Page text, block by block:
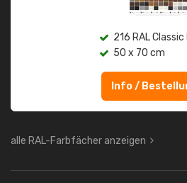
216 RAL
50 x 70 cm
Info /
alle RAL-Farbfächer anzeigen